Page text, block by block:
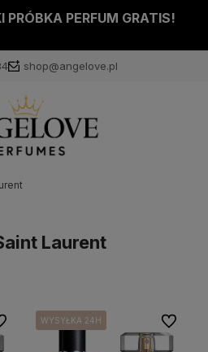
PRÓBKA PERFUM GRATIS!
shop@angelove.pl
Laurent
ulubionychWYSYŁKA 24H
WYSYŁKA 24H
WYSYŁKA 24H Do